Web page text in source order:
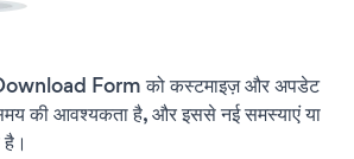
Form को कस्टमाइज़ और अपडेट
की आवश्यकता है, और इससे नई समस्याएं या